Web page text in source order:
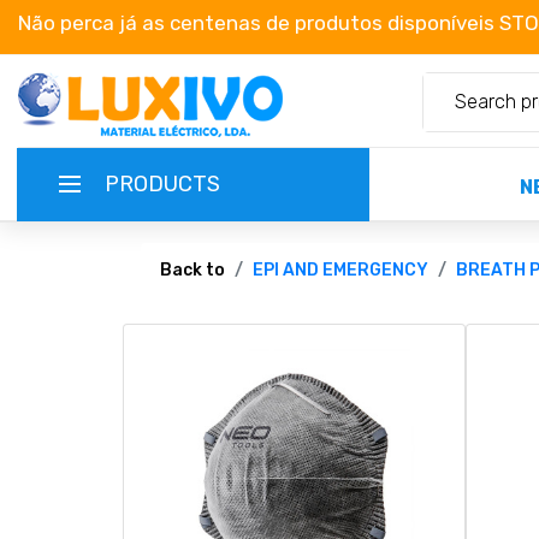
Não perca já as centenas de produtos disponíveis
PRODUCTS
NEW-PRODUCTS
TERMS OF SERVICE
Back to EPI AND EMERGENCY BREATH